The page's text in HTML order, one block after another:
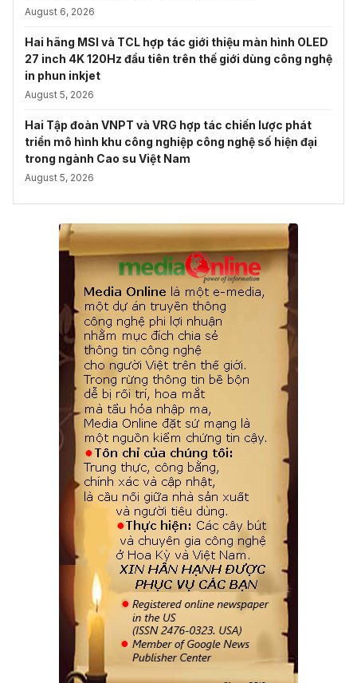
August 6, 2026
Hai hãng MSI và TCL hợp tác giới thiệu màn hình OLED
27 inch 4K 120Hz đầu tiên trên thế giới dùng công nghệ
in phun inkjet
August 5, 2026
Hai Tập đoàn VNPT và VRG hợp tác chiến lược phát
triển mô hình khu công nghiệp công nghệ số hiện đại
trong ngành Cao su Việt Nam
August 5, 2026